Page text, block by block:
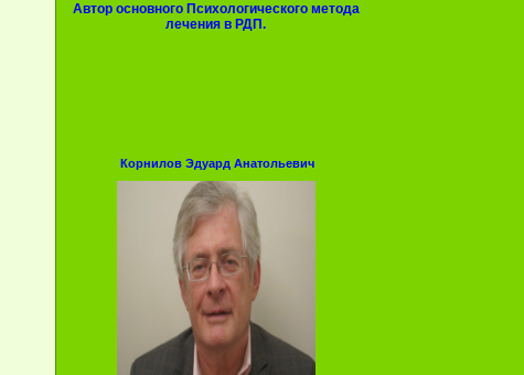
Автор основного Психологического метода
лечения в РДП.
Корнилов Эдуард Анатольевич